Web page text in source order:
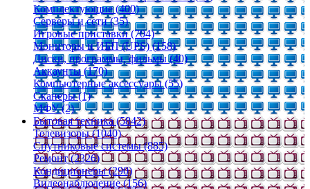
Комплектующие (400)
Серверы и сети (35)
Игровые приставки (704)
Мониторы и ИБП (UPS) (158)
Диски, программы, фильмы (40)
Аккаунты (170)
Компьютерные аксессуары (55)
Сканеры (1)
МФУ (2)
Бытовая техника (5842)
Телевизоры (1040)
Спутниковые системы (885)
Ремонт (2326)
Кондиционеры (290)
Видеонаблюдение (156)